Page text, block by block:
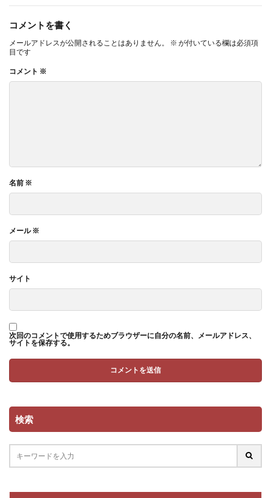
コメントを書く
メールアドレスが公開されることはありません。 ※ が付いている欄は必須項
目です
コメント ※
名前 ※
メール※
サイト
次回のコメントで使用するためブラウザーに自分の名前、メールアドレス、
サイトを保存する。
検索